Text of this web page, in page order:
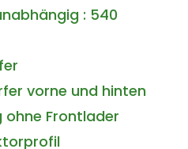
: 540
vorne und hinten
ohne Frontlader